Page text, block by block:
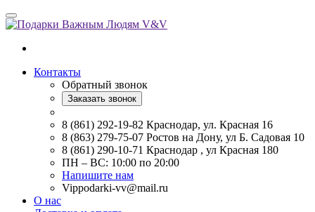
Контакты
Обратный звонок
Заказать звонок
8 (861) 292-19-82 Краснодар, ул. Красная 16
8 (863) 279-75-07 Ростов на Дону, ул Б. Садовая 10
8 (861) 290-10-71 Краснодар , ул Красная 180
ПН – ВС: 10:00 по 20:00
Напишите нам
Vippodarki-vv@mail.ru
О нас